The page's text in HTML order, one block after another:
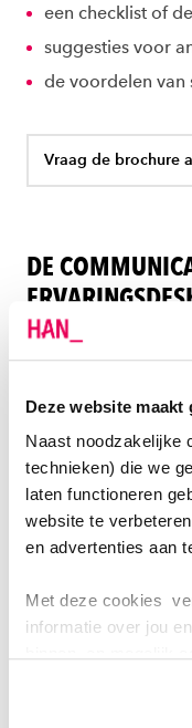
Deze website
Naast noodzakelijke
technieken) die we
laten functioneren
website te
en advertenties aan
Met deze cookies
informatie over jou
website en
een checklist of
suggesties voor
de voordelen van
Vraag de brochure
DE
Wat kan je
opleiding?
Deze content is
marketingcookies.
Open